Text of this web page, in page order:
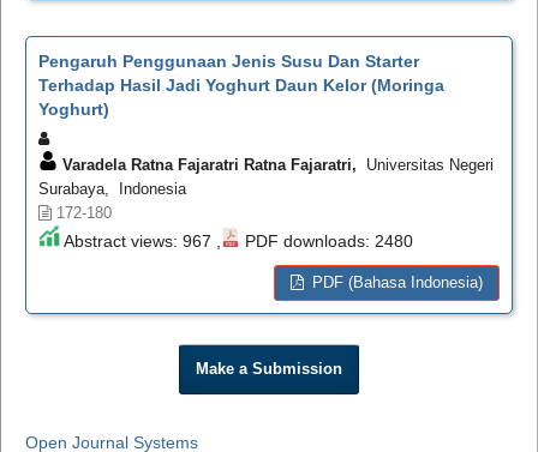
Pengaruh Penggunaan Jenis Susu Dan Starter
Terhadap Hasil Jadi Yoghurt Daun Kelor (Moringa
Yoghurt)
Varadela Ratna Fajaratri Ratna Fajaratri, Universitas Negeri
Surabaya, Indonesia
172-180
Abstract views: 967 , PDF downloads: 2480
PDF (Bahasa Indonesia)
Make a Submission
Open Journal Systems